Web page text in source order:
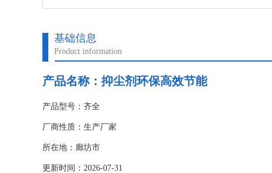
基础信息
Product information
产品名称： 抑尘剂环保高效节能
产品型号：齐全
厂商性质：生产厂家
所在地：廊坊市
更新时间：2026-07-31